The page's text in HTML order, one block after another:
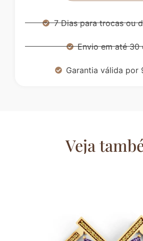
7 Dias para trocas ou
Envio em até 30
Garantia válida por
Veja